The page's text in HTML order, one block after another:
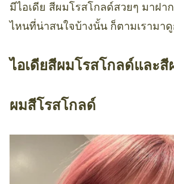
มีไอเดีย สีผมโรสโกลด์สวยๆ มาฝา
ไหนที่น่าสนใจบ้างนั้น ก็ตามเรามา
ไอเดียสีผมโรสโกลด์และ
ผมสีโรสโกลด์